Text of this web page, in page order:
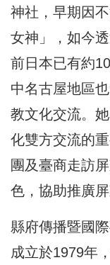
神社，早期因
女神」，如今
前日本已有約
中名古屋地區
教文化交流。
化雙方交流的
團及臺商走訪
色，協助推廣屏
縣府傳播暨國
成立於1979年